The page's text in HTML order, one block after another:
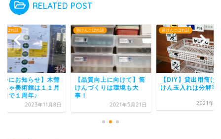
RELATED POST
んこぼれ話
質向上に向けて】筒
づくりは環境も大
2021年5月21日
筒けんこぼれ話
【DIY】貸出用筒けん・
けん玉入れは分解可能！
2021年8月11日
筒けんこぼれ話
【勝手にお知らせ
おもちゃ美術館は
2023年